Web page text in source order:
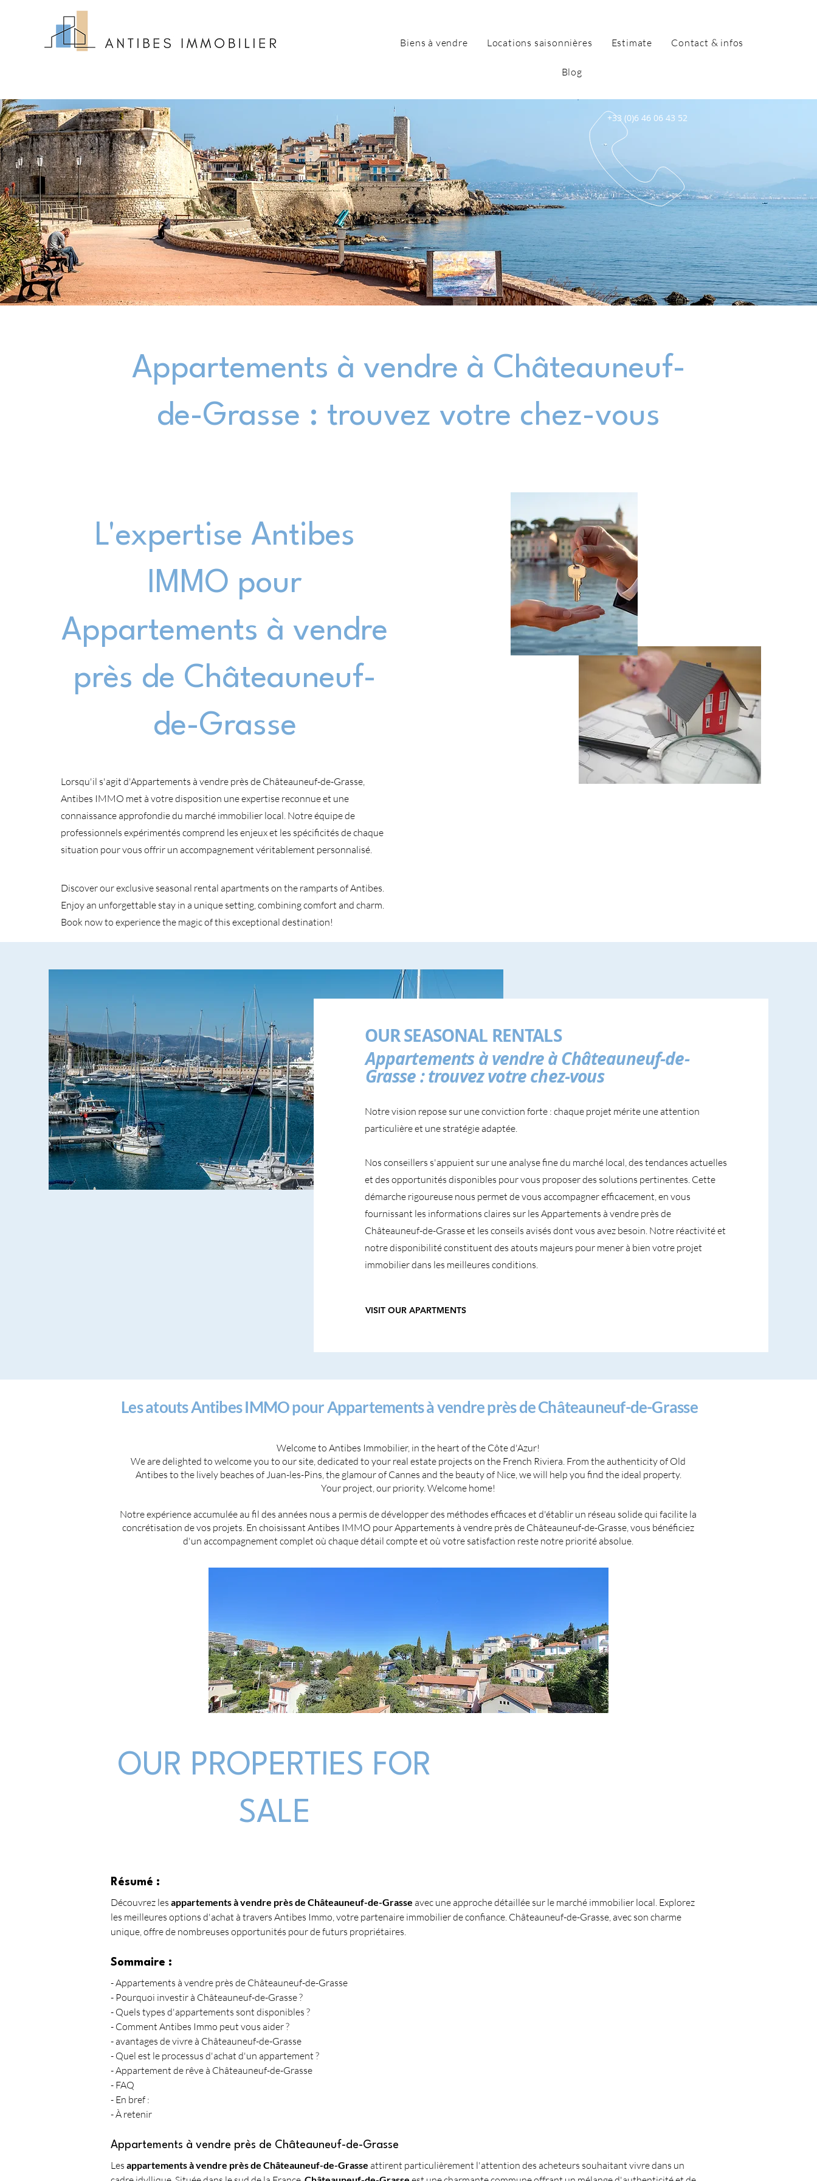
Biens à vendre Locations saisonnières Estimate Contact & infos
Blog
+33 (0)6 46 06 43 52
Appartements à vendre à Châteauneuf-
de-Grasse : trouvez votre chez-vous
L'expertise Antibes
IMMO pour
Appartements à vendre
près de Châteauneuf-
de-Grasse
Lorsqu'il s'agit d'Appartements à vendre près de Châteauneuf-de-Grasse,
Antibes IMMO met à votre disposition une expertise reconnue et une
connaissance approfondie du marché immobilier local. Notre équipe de
professionnels expérimentés comprend les enjeux et les spécificités de chaque
situation pour vous offrir un accompagnement véritablement personnalisé.
Discover our exclusive seasonal rental apartments on the ramparts of Antibes.
Enjoy an unforgettable stay in a unique setting, combining comfort and charm.
Book now to experience the magic of this exceptional destination!
OUR SEASONAL RENTALS
Appartements à vendre à Châteauneuf-de-
Grasse : trouvez votre chez-vous
Notre vision repose sur une conviction forte : chaque projet mérite une attention
particulière et une stratégie adaptée.
Nos conseillers s'appuient sur une analyse fine du marché local, des tendances actuelles
et des opportunités disponibles pour vous proposer des solutions pertinentes. Cette
démarche rigoureuse nous permet de vous accompagner efficacement, en vous
fournissant les informations claires sur les Appartements à vendre près de
Châteauneuf-de-Grasse et les conseils avisés dont vous avez besoin. Notre réactivité et
notre disponibilité constituent des atouts majeurs pour mener à bien votre projet
immobilier dans les meilleures conditions.
VISIT OUR APARTMENTS
Les atouts Antibes IMMO pour Appartements à vendre près de Châteauneuf-de-Grasse
Welcome to Antibes Immobilier, in the heart of the Côte d'Azur!
We are delighted to welcome you to our site, dedicated to your real estate projects on the French Riviera. From the authenticity of Old
Antibes to the lively beaches of Juan-les-Pins, the glamour of Cannes and the beauty of Nice, we will help you find the ideal property.
Your project, our priority. Welcome home!
Notre expérience accumulée au fil des années nous a permis de développer des méthodes efficaces et d'établir un réseau solide qui facilite la
concrétisation de vos projets. En choisissant Antibes IMMO pour Appartements à vendre près de Châteauneuf-de-Grasse, vous bénéficiez
d'un accompagnement complet où chaque détail compte et où votre satisfaction reste notre priorité absolue.
OUR PROPERTIES FOR
SALE
Résumé :
Découvrez les appartements à vendre près de Châteauneuf-de-Grasse avec une approche détaillée sur le marché immobilier local. Explorez
les meilleures options d'achat à travers Antibes Immo, votre partenaire immobilier de confiance. Châteauneuf-de-Grasse, avec son charme
unique, offre de nombreuses opportunités pour de futurs propriétaires.
Sommaire :
- Appartements à vendre près de Châteauneuf-de-Grasse
- Pourquoi investir à Châteauneuf-de-Grasse ?
- Quels types d'appartements sont disponibles ?
- Comment Antibes Immo peut vous aider ?
- avantages de vivre à Châteauneuf-de-Grasse
- Quel est le processus d'achat d'un appartement ?
- Appartement de rêve à Châteauneuf-de-Grasse
- FAQ
- En bref :
- À retenir
Appartements à vendre près de Châteauneuf-de-Grasse
Les appartements à vendre près de Châteauneuf-de-Grasse attirent particulièrement l'attention des acheteurs souhaitant vivre dans un